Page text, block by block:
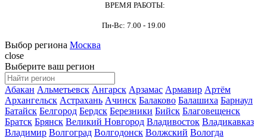
ВРЕМЯ РАБОТЫ:
Пн-Вс: 7.00 - 19.00
Выбор региона Москва
close
Выберите ваш регион
Абакан Альметьевск Ангарск Арзамас Армавир Артём
Архангельск Астрахань Ачинск Балаково Балашиха Барнаул
Батайск Белгород Бердск Березники Бийск Благовещенск
Братск Брянск Великий Новгород Владивосток Владикавказ
Владимир Волгоград Волгодонск Волжский Вологда